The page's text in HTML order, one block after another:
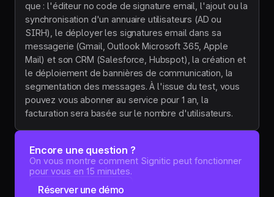
que : l'éditeur no code de signature email, l'ajout ou la
synchronisation d'un annuaire utilisateurs (AD ou
SIRH), le déployer les signatures email dans sa
messagerie (Gmail, Outlook Microsoft 365, Apple
Mail) et son CRM (Salesforce, Hubspot), la création et
le déploiement de bannières de communication, la
segmentation des messages. À l'issue du test, vous
pouvez vous abonner au service pour 1 an, la
facturation sera basée sur le nombre d'utilisateurs.
Encore une question ?
On vous montre comment Signitic peut fonctionner
pour vous en 15 minutes.
Réserver une démo